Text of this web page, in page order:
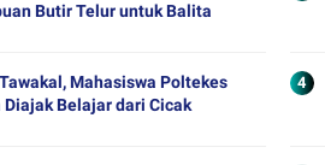
Butir Telur untuk Balita
Mahasiswa Poltekes
Belajar dari Cicak